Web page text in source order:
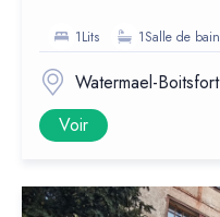
1Lits 1Salle de bain
Watermael-Boitsfort
Voir